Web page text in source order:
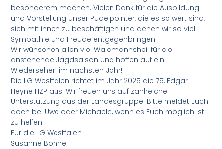
besonderem machen. Vielen Dank für die Ausbildung
und Vorstellung unser Pudelpointer, die es so wert sind,
sich mit ihnen zu beschäftigen und denen wir so viel
Sympathie und Freude entgegenbringen.
Wir wünschen allen viel Waidmannsheil für die
anstehende Jagdsaison und hoffen auf ein
Wiedersehen im nächsten Jahr!
Die LG Westfalen richtet im Jahr 2025 die 75. Edgar
Heyne HZP aus. Wir freuen uns auf zahlreiche
Unterstützung aus der Landesgruppe. Bitte meldet Euch
doch bei Uwe oder Michaela, wenn es Euch möglich ist
zu helfen.
Für die LG Westfalen
Susanne Böhne